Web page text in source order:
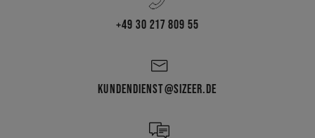
+49 30 217 809 55
KUNDENDIENST@SIZEER.DE